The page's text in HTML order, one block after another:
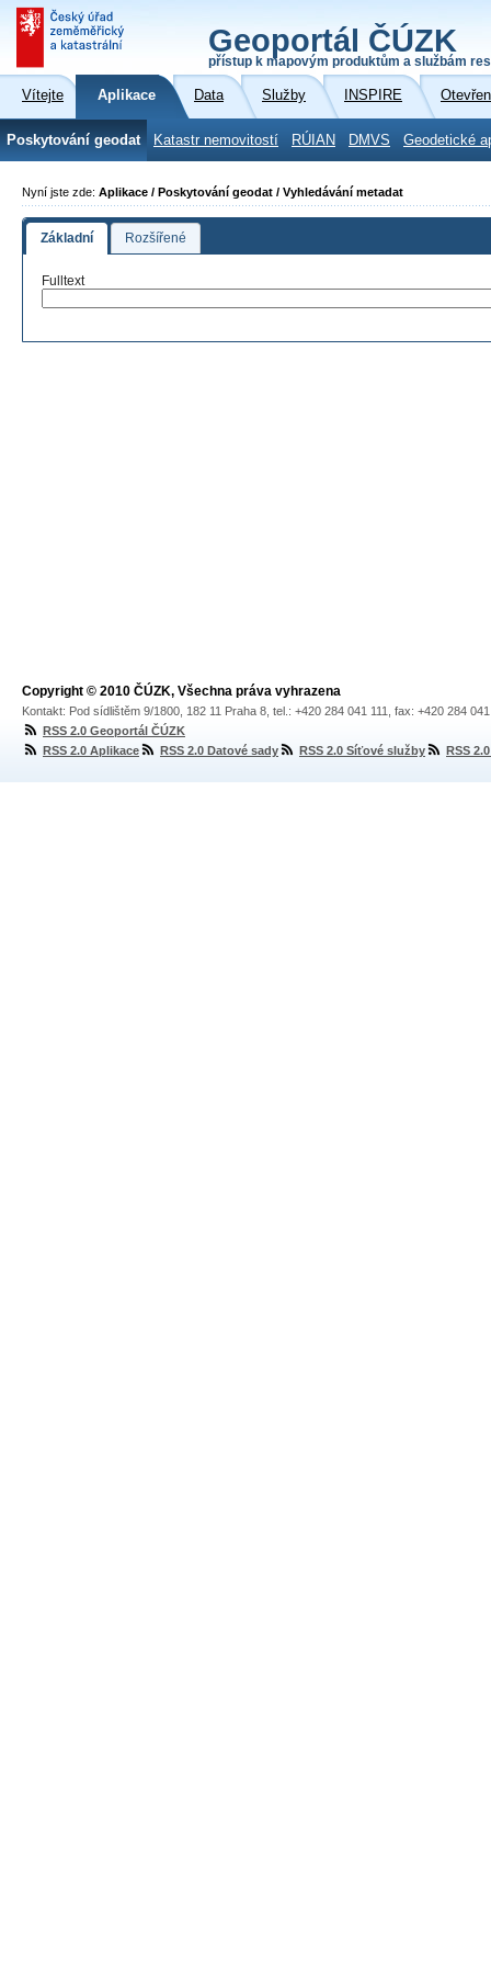
Geoportál ČÚZK
přístup k mapovým produktům a službám
Vítejte Aplikace Data Služby INSPIRE
Poskytování geodat Katastr nemovitostí RÚIAN DMVS Geodetické
Nyní jste zde: Aplikace / Poskytování geodat / Vyhledávání metadat
Základní Rozšířené
Fulltext
Copyright © 2010 ČÚZK, Všechna práva vyhrazena
Kontakt: Pod sídlištěm 9/1800, 182 11 Praha 8, tel.: +420 284 041 111, fax: +420 284
RSS 2.0 Geoportál ČÚZK
RSS 2.0 Aplikace
RSS 2.0 Datové sady RSS 2.0 Síťové služby RSS